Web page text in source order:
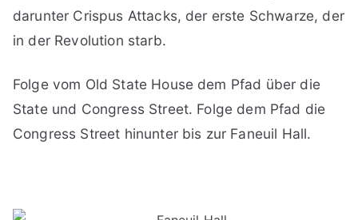
darunter Crispus Attacks, der erste Schwarze, der
in der Revolution starb.
Folge vom Old State House dem Pfad über die
State und Congress Street. Folge dem Pfad die
Congress Street hinunter bis zur Faneuil Hall.